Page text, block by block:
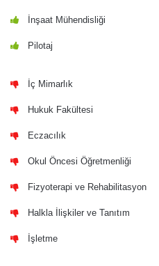
İnşaat Mühendisliği
Pilotaj
İç Mimarlık
Hukuk Fakültesi
Eczacılık
Okul Öncesi Öğretmenliği
Fizyoterapi ve Rehabilitasyon
Halkla İlişkiler ve Tanıtım
İşletme